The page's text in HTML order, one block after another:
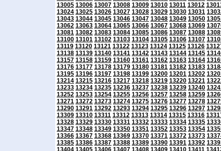
13005 13006 13007 13008 13009 13010 13011 13012
13024 13025 13026 13027 13028 13029 13030 13031
13043 13044 13045 13046 13047 13048 13049 13050
13062 13063 13064 13065 13066 13067 13068 13069
13081 13082 13083 13084 13085 13086 13087 13088
13100 13101 13102 13103 13104 13105 13106 13107
13119 13120 13121 13122 13123 13124 13125 13126
13138 13139 13140 13141 13142 13143 13144 13145
13157 13158 13159 13160 13161 13162 13163 13164
13176 13177 13178 13179 13180 13181 13182 13183
13195 13196 13197 13198 13199 13200 13201 13202
13214 13215 13216 13217 13218 13219 13220 13221
13233 13234 13235 13236 13237 13238 13239 13240
13252 13253 13254 13255 13256 13257 13258 13259
13271 13272 13273 13274 13275 13276 13277 13278
13290 13291 13292 13293 13294 13295 13296 13297
13309 13310 13311 13312 13313 13314 13315 13316
13328 13329 13330 13331 13332 13333 13334 13335
13347 13348 13349 13350 13351 13352 13353 13354
13366 13367 13368 13369 13370 13371 13372 13373
13385 13386 13387 13388 13389 13390 13391 13392
13404 13405 13406 13407 13408 13409 13410 13411